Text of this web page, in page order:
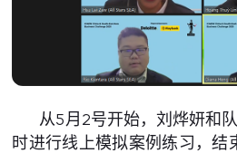
从5月2号开始，刘烨妍和
时进行线上模拟案例练习，结